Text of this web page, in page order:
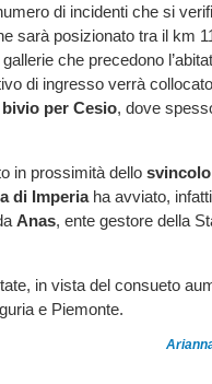
di incidenti che si
sarà posizionato tra il km
che precedono
di ingresso verrà
per Cesio, dove
in prossimità dello
di Imperia ha avviato,
Anas, ente gestore della
in vista del consueto
e Piemonte.